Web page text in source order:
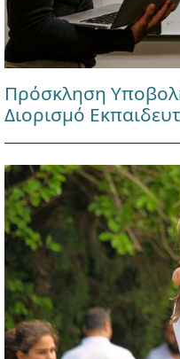
Πρόσκληση
Διορισμό